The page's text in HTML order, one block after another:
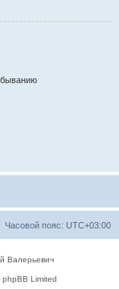
Часовой пояс: UTC+03:00
Валерьевич
Limited